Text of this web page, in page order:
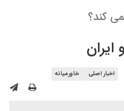
کند؟
اخبار اصلی خاورمیانه